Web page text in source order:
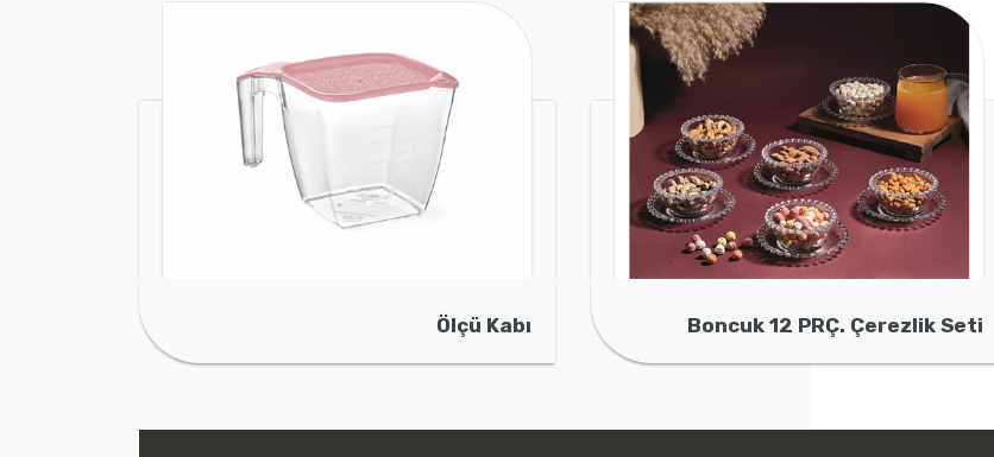
Ölçü Kabı Boncuk 12 PRÇ. Çerezlik Seti